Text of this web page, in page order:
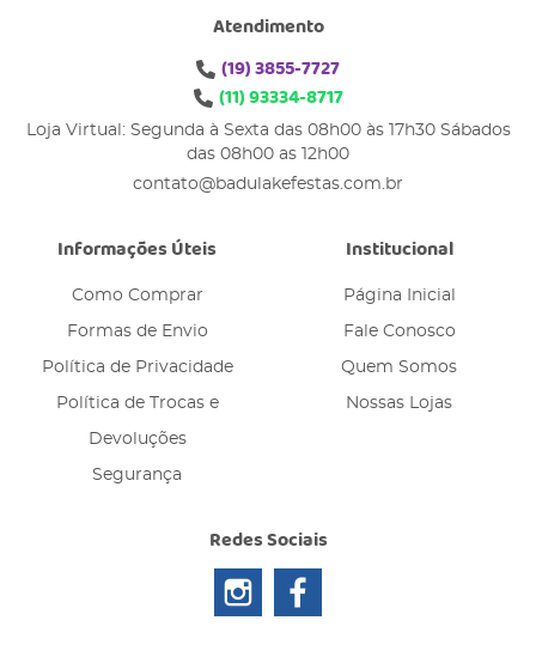
Atendimento
(19)3855-7727
(11)93334-8717
Loja Virtual: Segunda à Sexta das 08h00 às 17h30 Sábados
das 08h00 as 12h00
contato@badulakefestas.com.br
Informações Úteis
Como Comprar
Formas de Envio
Política de Privacidade
Política de Trocas e
Devoluções
Segurança
Institucional
Página Inicial
Fale Conosco
Quem Somos
Nossas Lojas
Redes Sociais